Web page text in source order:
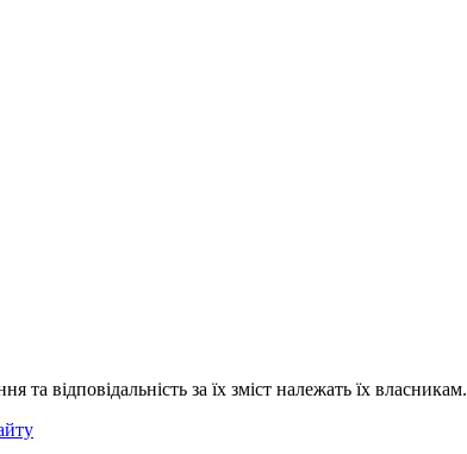
та відповідальність за їх зміст належать їх власникам.